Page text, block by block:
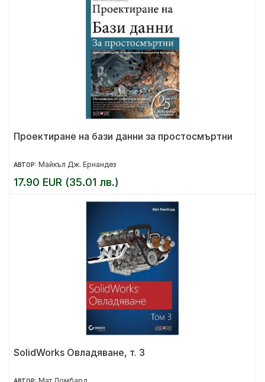
Проектиране на бази данни за простосмъртни
АВТОР: Майкъл Дж. Ернандез
17.90 EUR (35.01 лв.)
SolidWorks Овладяване, т. 3